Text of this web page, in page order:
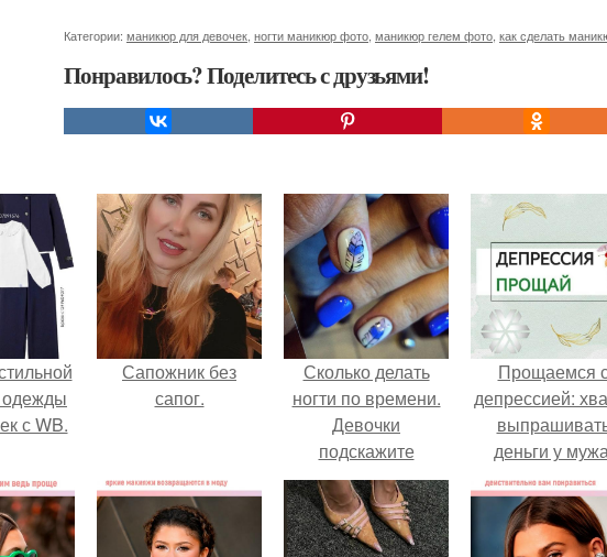
Категории: маникюр для девочек ногти маникюр фото маникюр гелем фото как сделать
Понравилось? Поделитесь с друзьями!
с WB.
Сапожник без
сапог.
Сколько делать
ногти по времени.
Девочки
подскажите
пожалуйста сколько
времени у вас
уходит на маникюр
Прощаемся
депрессией:
деньги у